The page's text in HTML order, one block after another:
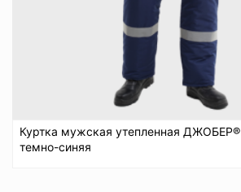
Куртка мужская утепленная ДЖОБЕР®
темно-синяя